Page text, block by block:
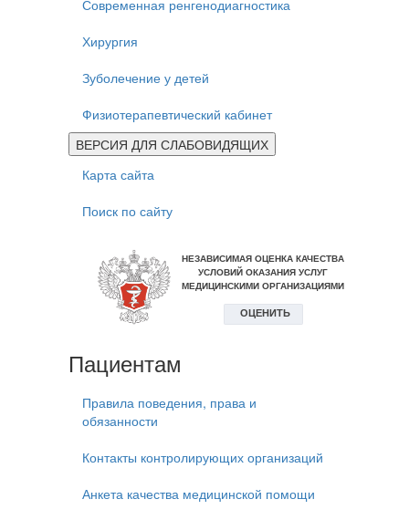
Современная ренгенодиагностика
Хирургия
Зуболечение у детей
Физиотерапевтический кабинет
ВЕРСИЯ ДЛЯ СЛАБОВИДЯЩИХ
Карта сайта
Поиск по сайту
Пациентам
Правила поведения, права и
обязанности
Контакты контролирующих организаций
Анкета качества медицинской помощи